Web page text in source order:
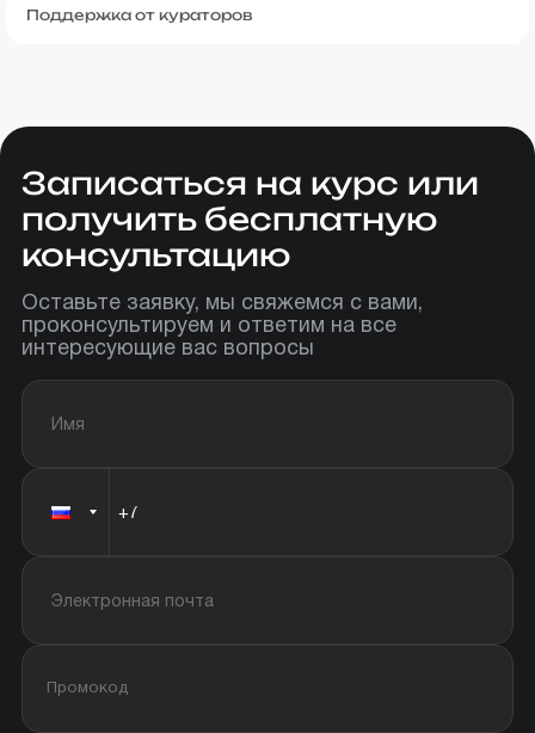
Поддержка от кураторов
Записаться на курс или
получить бесплатную
консультацию
Оставьте заявку, мы свяжемся с вами,
проконсультируем и ответим на все
интересующие вас вопросы